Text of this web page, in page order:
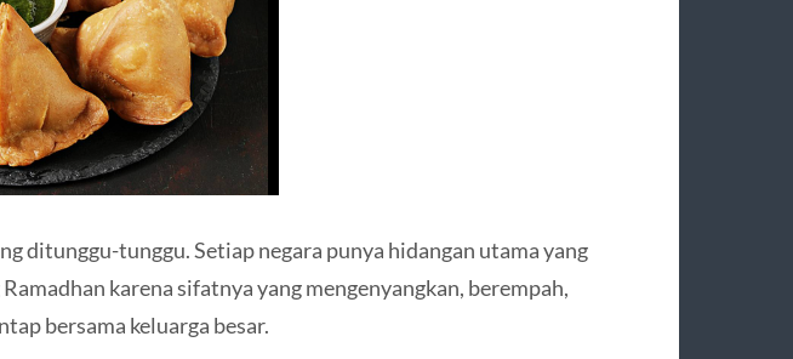
ditunggu-tunggu. Setiap negara punya hidangan utama yang
karena sifatnya yang mengenyangkan, berempah,
bersama keluarga besar.